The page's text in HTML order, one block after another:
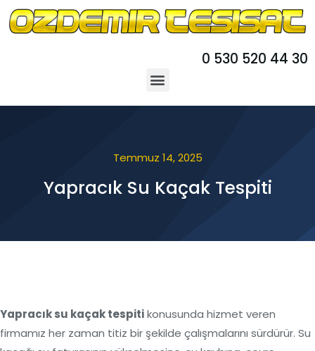
0 530 520 44 30
Temmuz 14, 2025
Yapracık Su Kaçak Tespiti
Yapracık su kaçak tespitikonusunda hizmet veren
firmamız her zaman titiz bir şekilde çalışmalarını sürdürür. Su